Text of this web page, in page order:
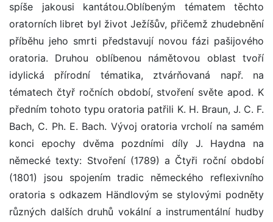
spíše jakousi kantátou.Oblíbeným tématem těchto
oratorních libret byl život Ježíšův, přičemž zhudebnění
příběhu jeho smrti představují novou fázi pašijového
oratoria. Druhou oblíbenou námětovou oblast tvoří
idylická přírodní tématika, ztvárňovaná např. na
tématech čtyř ročních období, stvoření světe apod. K
předním tohoto typu oratoria patřili K. H. Braun, J. C. F.
Bach, C. Ph. E. Bach. Vývoj oratoria vrcholí na samém
konci epochy dvěma pozdními díly J. Haydna na
německé texty: Stvoření (1789) a Čtyři roční období
(1801) jsou spojením tradic německého reflexivního
oratoria s odkazem Händlovým se stylovými podněty
různých dalších druhů vokální a instrumentální hudby